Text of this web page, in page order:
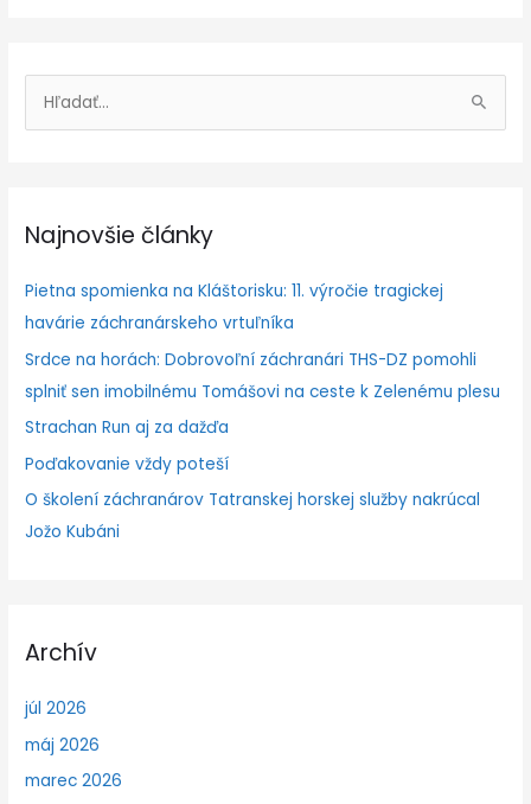
y
a
a
ť
:
Najnovšie články
Pietna spomienka na Kláštorisku: 11. výročie tragickej
havárie záchranárskeho vrtuľníka
Srdce na horách: Dobrovoľní záchranári THS-DZ pomohli
splniť sen imobilnému Tomášovi na ceste k Zelenému plesu
Strachan Run aj za dažďa
Poďakovanie vždy poteší
O školení záchranárov Tatranskej horskej služby nakrúcal
Jožo Kubáni
Archív
júl 2026
máj 2026
marec 2026